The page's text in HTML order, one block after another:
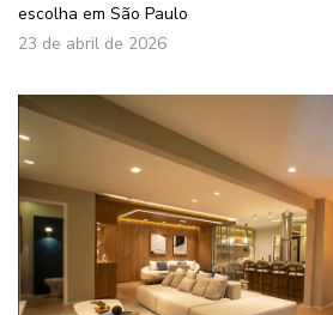
escolha em São Paulo
23 de abril de 2026